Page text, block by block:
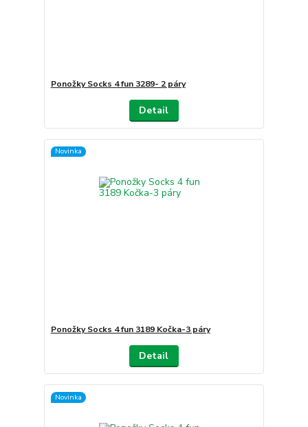
Ponožky Socks 4 fun 3289- 2 páry
Detail
Novinka
Ponožky Socks 4 fun 3189 Kočka-3 páry
Detail
Novinka